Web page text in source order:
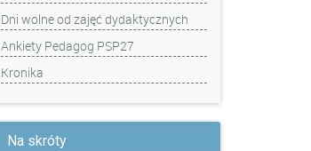
Dni wolne od zajęć dydaktycznych
Ankiety Pedagog PSP27
Kronika
Na skróty